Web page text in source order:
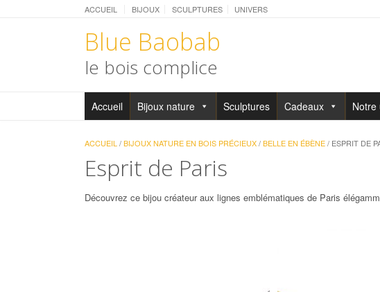
ACCUEIL BIJOUX SCULPTURES UNIVERS
Blue Baobab
le bois complice
Accueil Bijoux nature Sculptures Cadeaux Notre
ACCUEIL /BIJOUX NATURE EN BOIS PRÉCIEUX/BELLE EN ÉBÈNE/ ESPRIT DE
Esprit de Paris
Découvrez ce bijou créateur aux lignes emblématiques de Paris